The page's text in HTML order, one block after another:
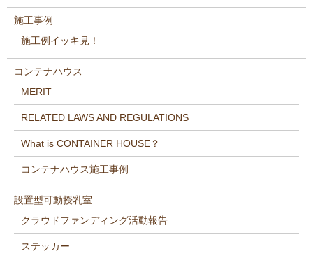
施工事例
施工例イッキ見！
コンテナハウス
MERIT
RELATED LAWS AND REGULATIONS
What is CONTAINER HOUSE？
コンテナハウス施工事例
設置型可動授乳室
クラウドファンディング活動報告
ステッカー